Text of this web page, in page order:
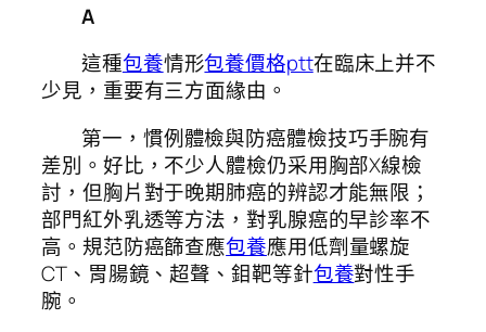
A
這種包養情形包養價格ptt在臨床上并不
少見，重要有三方面緣由。
第一，慣例體檢與防癌體檢技巧手腕有
差別。好比，不少人體檢仍采用胸部X線檢
討，但胸片對于晚期肺癌的辨認才能無限；
部門紅外乳透等方法，對乳腺癌的早診率不
高。規范防癌篩查應包養應用低劑量螺旋
CT、胃腸鏡、超聲、鉬靶等針包養對性手
腕。